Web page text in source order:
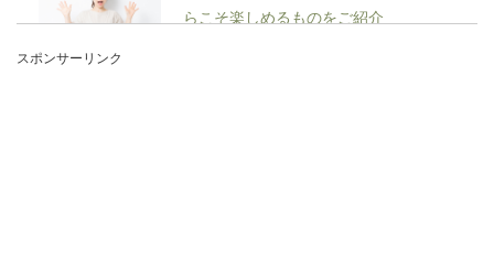
らこそ楽しめるものをご紹介
スポンサーリンク